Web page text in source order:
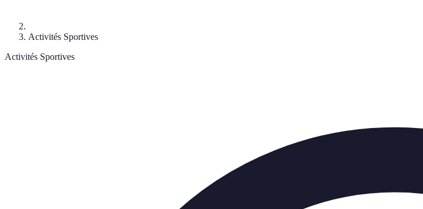
Activités Sportives
Activités Sportives